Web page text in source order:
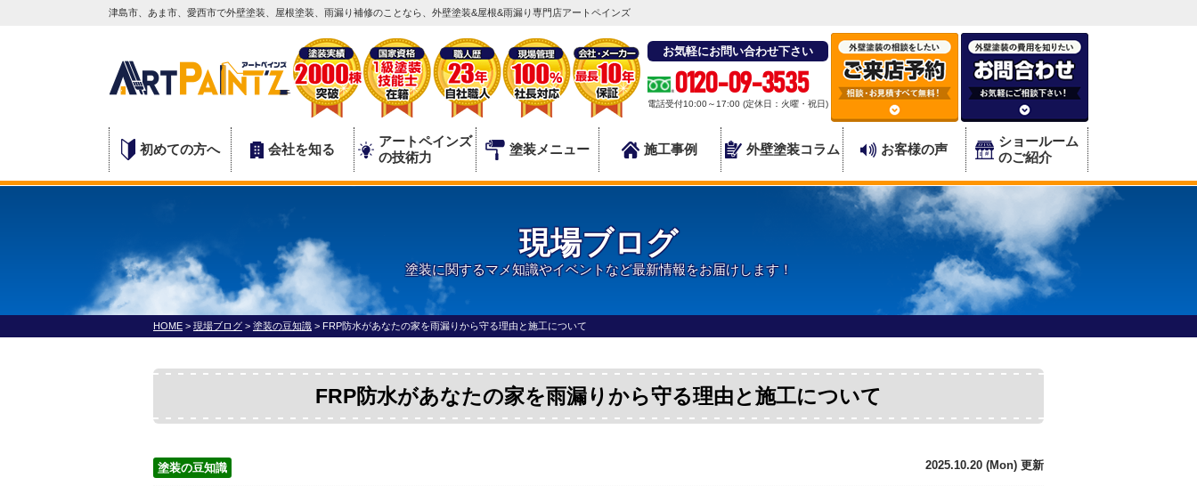
津島市、あま市、愛西市で外壁塗装、屋根塗装、雨漏り補修のことなら、外壁塗装&屋根&雨漏り専門店アートペインズ
お気軽にお問い合わせ下さい
0120-09-3535
電話受付10:00～17:00 (定休日：火曜・祝日)
初めての方へ 会社を知る
アートペインズ
の技術力
塗装メニュー 施工事例 外壁塗装コラム お客様の声
ショールーム
のご紹介
現場ブログ
塗装に関するマメ知識やイベントなど最新情報をお届けします！
HOME > 現場ブログ > 塗装の豆知識 > FRP防水があなたの家を雨漏りから守る理由と施工について
FRP防水があなたの家を雨漏りから守る理由と施工について
塗装の豆知識 2025.10.20 (Mon) 更新